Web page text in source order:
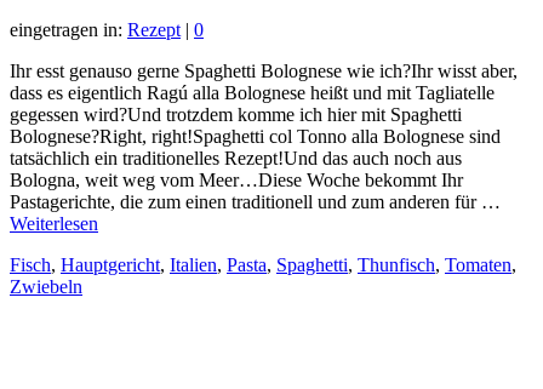
eingetragen in: Rezept | 0
Ihr esst genauso gerne Spaghetti Bolognese wie ich?Ihr wisst aber,
dass es eigentlich Ragú alla Bolognese heißt und mit Tagliatelle
gegessen wird?Und trotzdem komme ich hier mit Spaghetti
Bolognese?Right, right!Spaghetti col Tonno alla Bolognese sind
tatsächlich ein traditionelles Rezept!Und das auch noch aus
Bologna, weit weg vom Meer…Diese Woche bekommt Ihr
Pastagerichte, die zum einen traditionell und zum anderen für …
Weiterlesen
Fisch, Hauptgericht, Italien, Pasta, Spaghetti, Thunfisch, Tomaten,
Zwiebeln